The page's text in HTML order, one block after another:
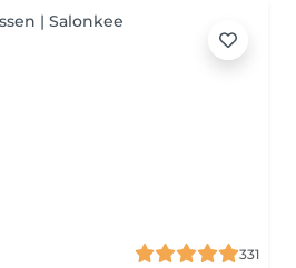
331